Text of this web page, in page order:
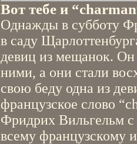
Вот тебе и
Однажды в субботу
в саду
девиц из мещанок. Он
ними, а они стали
свою беду одна из
французское слово
Фридрих Вильгельм с
всему французскому